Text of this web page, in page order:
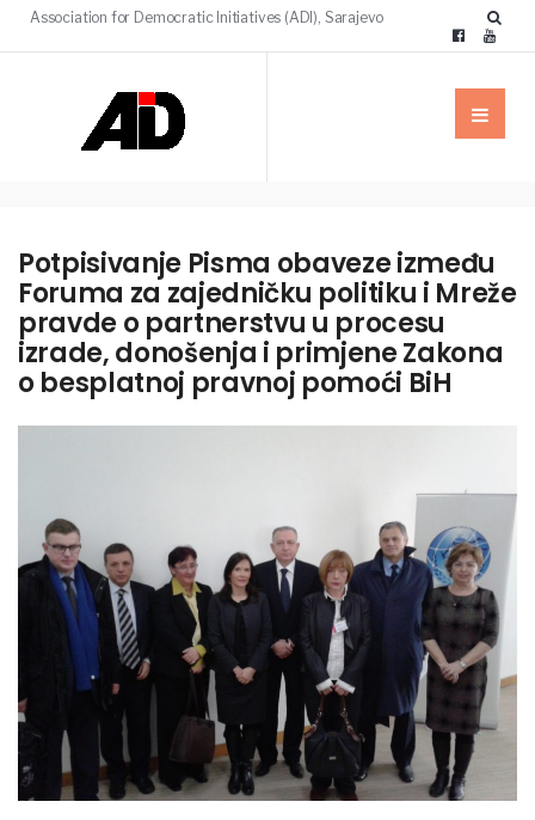
Association for Democratic Initiatives (ADI), Sarajevo
Potpisivanje Pisma obaveze između
Foruma za zajedničku politiku i Mreže
pravde o partnerstvu u procesu
izrade, donošenja i primjene Zakona
o besplatnoj pravnoj pomoći BiH
VIJESTI